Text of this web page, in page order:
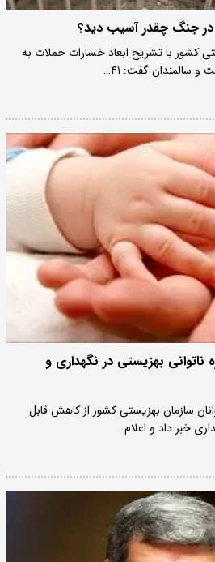
جنگ چقدر آسیب دید؟
کشور با تشریح ابعاد خسارات حملات به
و سالمندان گفت: ۴۱…
ناتوانی بهزیستی در نگهداری و
سازمان بهزیستی کشور از کاهش قابل
خبر داد و اعلام…